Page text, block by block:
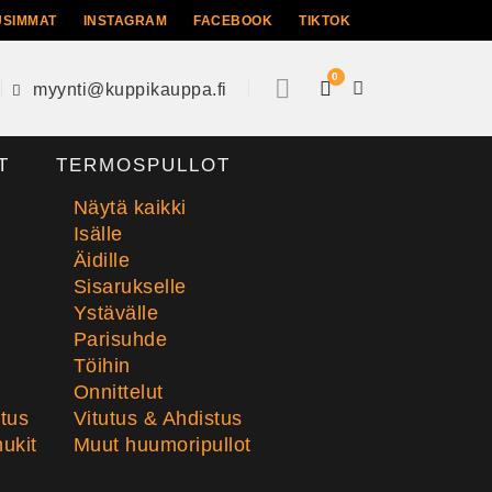
INSTAGRAM FACEBOOK TIKTOK
myynti@kuppikauppa.fi
0
TERMOSPULLOT
Näytä kaikki
Isälle
Äidille
Sisarukselle
Ystävälle
Parisuhde
Töihin
Onnittelut
Vitutus & Ahdistus
Muut huumoripullot